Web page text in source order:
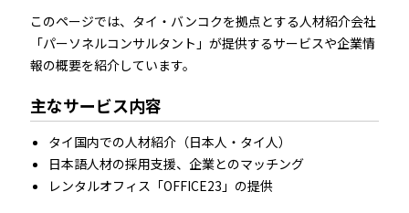
このページでは、タイ・バンコクを拠点とする人材紹介会社
「パーソネルコンサルタント」が提供するサービスや企業情
報の概要を紹介しています。
主なサービス内容
タイ国内での人材紹介（日本人・タイ人）
日本語人材の採用支援、企業とのマッチング
レンタルオフィス「OFFICE23」の提供